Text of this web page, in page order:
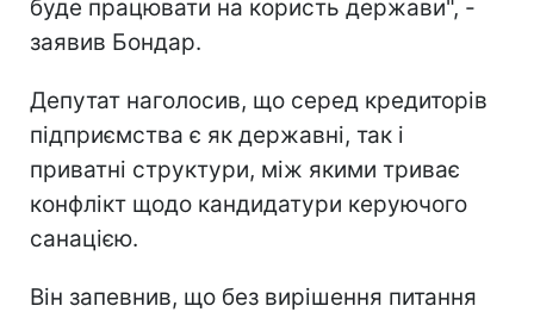
буде працювати на користь держави", -
заявив Бондар.
Депутат наголосив, що серед кредиторів
підприємства є як державні, так і
приватні структури, між якими триває
конфлікт щодо кандидатури керуючого
санацією.
Він запевнив, що без вирішення питання